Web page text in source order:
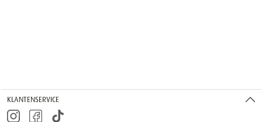
KLANTENSERVICE